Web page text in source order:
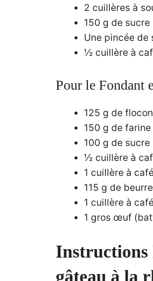
2 cuillères à
150 g de
Une pincée de
½ cuillère à
Pour le Fondant
125 g de
150 g de
100 g de
½ cuillère à
1 cuillère à
115 g de
1 cuillère à
1 gros œuf
Instructions
gâteau à la